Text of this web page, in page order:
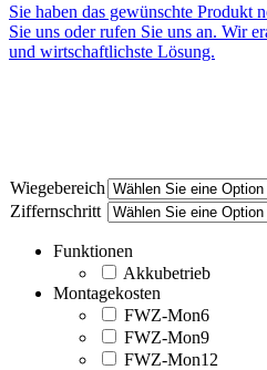
Sie haben das gewünschte Produkt
Sie uns oder rufen Sie uns an. Wir
und wirtschaftlichste Lösung.
Wiegebereich
Ziffernschritt
Funktionen
Akkubetrieb
Montagekosten
FWZ-Mon6
FWZ-Mon9
FWZ-Mon12